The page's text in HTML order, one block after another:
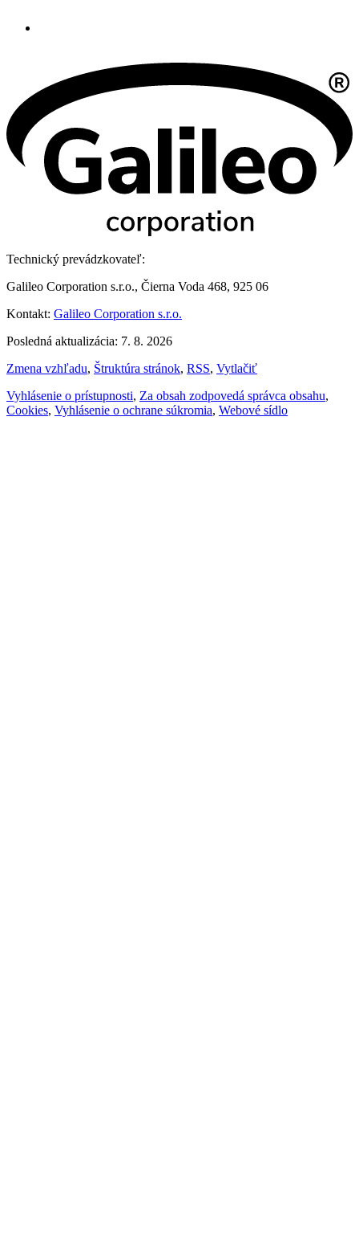
Technický prevádzkovateľ:
Galileo Corporation s.r.o., Čierna Voda 468, 925 06
Kontakt: Galileo Corporation s.r.o.
Posledná aktualizácia: 7. 8. 2026
Zmena vzhľadu, Štruktúra stránok, RSS, Vytlačiť
Vyhlásenie o prístupnosti, Za obsah zodpovedá správca obsahu,
Cookies, Vyhlásenie o ochrane súkromia, Webové sídlo